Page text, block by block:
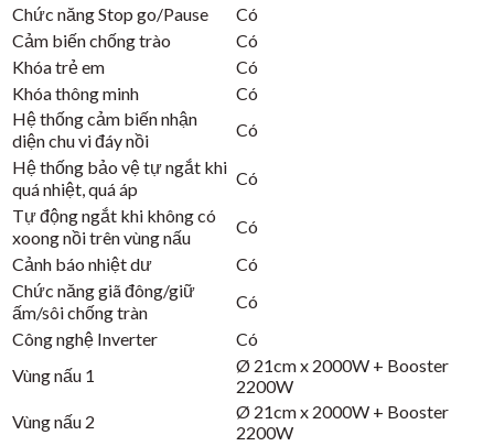
Chức năng Stop go/Pause
Có
Cảm biến chống trào
Có
Khóa trẻ em
Có
Khóa thông minh
Có
Hệ thống cảm biến nhận
diện chu vi đáy nồi
Có
Hệ thống bảo vệ tự ngắt khi
quá nhiệt, quá áp
Có
Tự động ngắt khi không có
xoong nồi trên vùng nấu
Có
Cảnh báo nhiệt dư
Có
Chức năng giã đông/giữ
ấm/sôi chống tràn
Có
Công nghệ Inverter
Có
Vùng nấu 1
Ø 21cm x 2000W + Booster
2200W
Vùng nấu 2
Ø 21cm x 2000W + Booster
2200W